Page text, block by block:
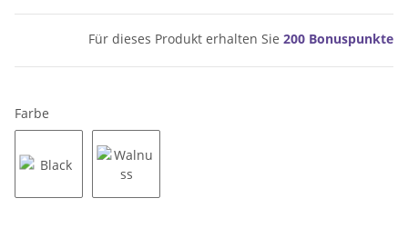
Für dieses Produkt erhalten Sie 200 Bonuspunkte
Farbe